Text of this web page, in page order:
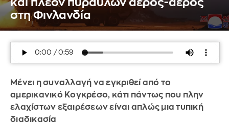
και πλέον πυραύλων αέρος-αέρος
στη Φινλανδία
Μένει η συναλλαγή να εγκριθεί από το
αμερικανικό Κογκρέσο, κάτι πάντως που πλην
ελαχίστων εξαιρέσεων είναι απλώς μια τυπική
διαδικασία